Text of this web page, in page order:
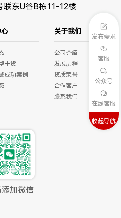
联东U谷B栋11-12楼
心
干货
成功案例
关于我们
公司介绍
发展历程
资质荣誉
合作客户
联系我们
添加微信
发布需求
客服
公众号
在线客服
收起导航